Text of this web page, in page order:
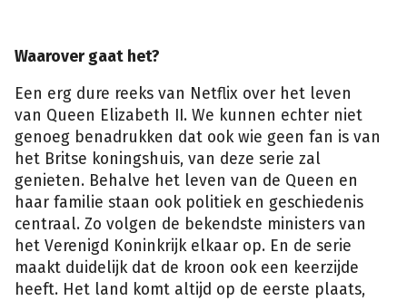
Waarover gaat het?
Een erg dure reeks van Netflix over het leven
van Queen Elizabeth II. We kunnen echter niet
genoeg benadrukken dat ook wie geen fan is van
het Britse koningshuis, van deze serie zal
genieten. Behalve het leven van de Queen en
haar familie staan ook politiek en geschiedenis
centraal. Zo volgen de bekendste ministers van
het Verenigd Koninkrijk elkaar op. En de serie
maakt duidelijk dat de kroon ook een keerzijde
heeft. Het land komt altijd op de eerste plaats,